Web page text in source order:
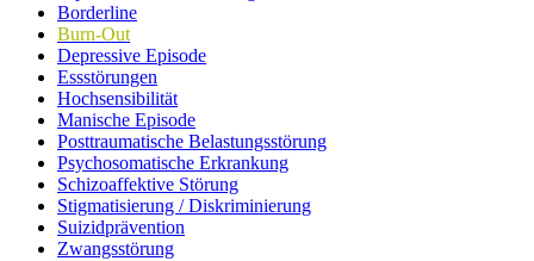
Borderline
Burn-Out
Depressive Episode
Essstörungen
Hochsensibilität
Manische Episode
Posttraumatische Belastungsstörung
Psychosomatische Erkrankung
Schizoaffektive Störung
Stigmatisierung / Diskriminierung
Suizidprävention
Zwangsstörung